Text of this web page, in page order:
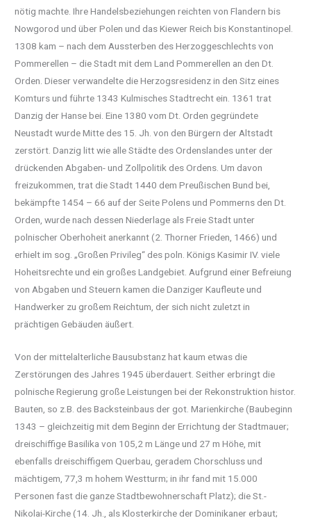
nötig machte. Ihre Handelsbeziehungen reichten von Flandern bis
Nowgorod und über Polen und das Kiewer Reich bis Konstantinopel.
1308 kam – nach dem Aussterben des Herzoggeschlechts von
Pommerellen – die Stadt mit dem Land Pommerellen an den Dt.
Orden. Dieser verwandelte die Herzogsresidenz in den Sitz eines
Komturs und führte 1343 Kulmisches Stadtrecht ein. 1361 trat
Danzig der Hanse bei. Eine 1380 vom Dt. Orden gegründete
Neustadt wurde Mitte des 15. Jh. von den Bürgern der Altstadt
zerstört. Danzig litt wie alle Städte des Ordenslandes unter der
drückenden Abgaben- und Zollpolitik des Ordens. Um davon
freizukommen, trat die Stadt 1440 dem Preußischen Bund bei,
bekämpfte 1454 – 66 auf der Seite Polens und Pommerns den Dt.
Orden, wurde nach dessen Niederlage als Freie Stadt unter
polnischer Oberhoheit anerkannt (2. Thorner Frieden, 1466) und
erhielt im sog. „Großen Privileg“ des poln. Königs Kasimir IV. viele
Hoheitsrechte und ein großes Landgebiet. Aufgrund einer Befreiung
von Abgaben und Steuern kamen die Danziger Kaufleute und
Handwerker zu großem Reichtum, der sich nicht zuletzt in
prächtigen Gebäuden äußert.
Von der mittelalterliche Bausubstanz hat kaum etwas die
Zerstörungen des Jahres 1945 überdauert. Seither erbringt die
polnische Regierung große Leistungen bei der Rekonstruktion histor.
Bauten, so z.B. des Backsteinbaus der got. Marienkirche (Baubeginn
1343 – gleichzeitig mit dem Beginn der Errichtung der Stadtmauer;
dreischiffige Basilika von 105,2 m Länge und 27 m Höhe, mit
ebenfalls dreischiffigem Querbau, geradem Chorschluss und
mächtigem, 77,3 m hohem Westturm; in ihr fand mit 15.000
Personen fast die ganze Stadtbewohnerschaft Platz); die St.-
Nikolai-Kirche (14. Jh., als Klosterkirche der Dominikaner erbaut;